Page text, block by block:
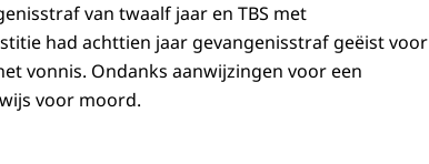
van twaalf jaar en TBS met
had achttien jaar gevangenisstraf geëist voor
vonnis. Ondanks aanwijzingen voor een
voor moord.